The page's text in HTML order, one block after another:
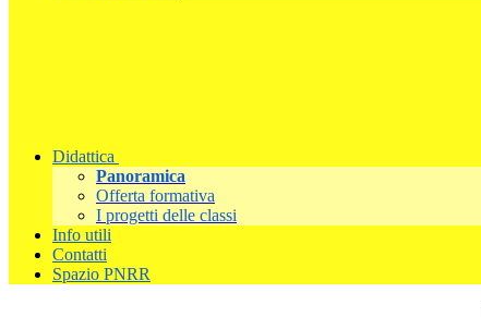
Didattica
Panoramica
Offerta formativa
I progetti delle classi
Info utili
Contatti
Spazio PNRR